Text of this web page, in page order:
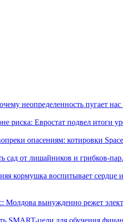
неопределенность пугает нас
риска: Евростат подвел итоги
опасениям: котировки
сад от лишайников и грибков-
кормушка воспитывает сердце
Молдова вынужденно режет
SMART-цели для обучения